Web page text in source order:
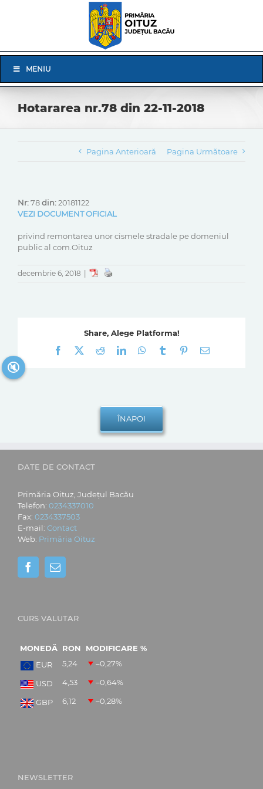
Navigation
MENIU
Hotararea nr.78 din 22-11-2018
Pagina Anterioară Pagina Următoare
Nr:78din:20181122
VEZI DOCUMENT OFICIAL
privind remontarea unor cismele stradale pe domeniul
public al com.Oituz
decembrie 6, 2018
Share, Alege Platforma!
Facebook
RedditLinkedInWhatsApp
Tumblr Pinterest
E-
DATE DE CONTACT
Primăria Oituz, Județul Bacău
Telefon: 0234337010
Fax: 0234337503
E-mail: Contact
Web: Primăria Oituz
CURS VALUTAR
MONEDĂ RON
MODIFICARE %
EUR
5,24 –0,27%
USD 4,53 –0,64%
GBP 6,12 –0,28%
NEWSLETTER
🔇